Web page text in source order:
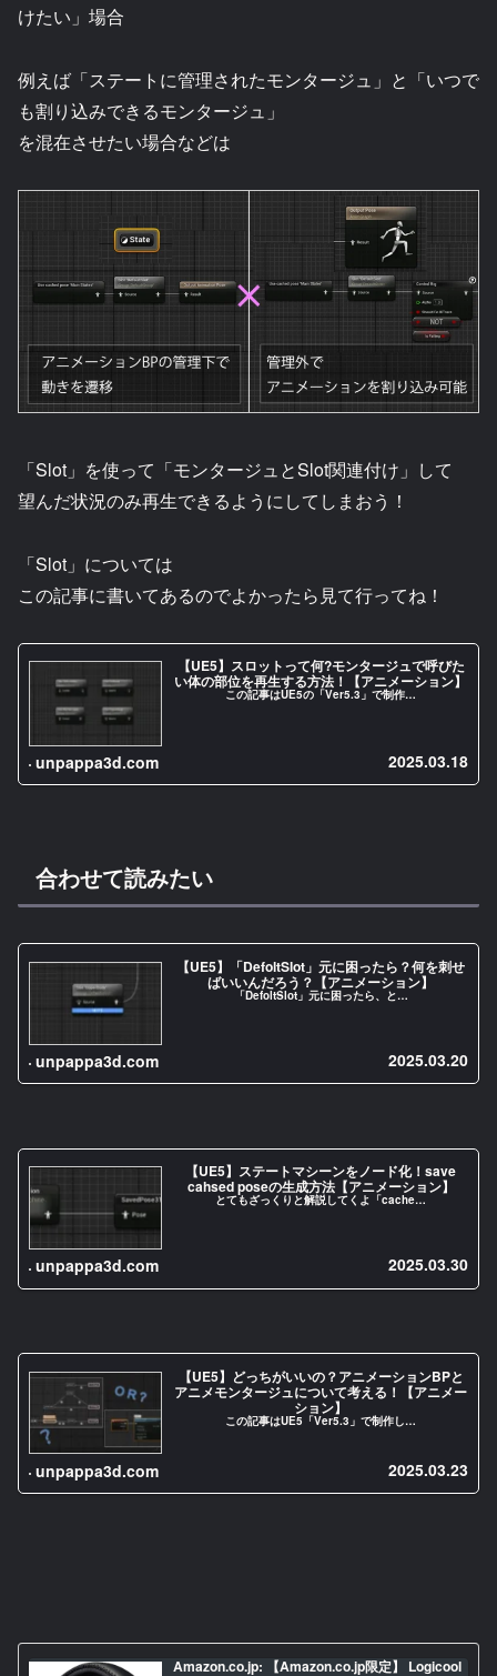
けたい」場合
例えば「ステートに管理されたモンタージュ」と「いつで
も割り込みできるモンタージュ」
を混在させたい場合などは
「Slot」を使って「モンタージュとSlot関連付け」して
望んだ状況のみ再生できるようにしてしまおう！
「Slot」については
この記事に書いてあるのでよかったら見て行ってね！
【UE5】スロットって何?モンタージュで呼びた
い体の部位を再生する方法！【アニメーション】
この記事はUE5の「Ver5.3」で制作…
unpappa3d.com 2025.03.18
合わせて読みたい
【UE5】「DefoltSlot」元に困ったら？何を刺せ
ばいいんだろう？【アニメーション】
「DefoltSlot」元に困ったら、と…
unpappa3d.com 2025.03.20
【UE5】ステートマシーンをノード化！save
cahsed poseの生成方法【アニメーション】
とてもざっくりと解説してくよ「cache…
unpappa3d.com 2025.03.30
【UE5】どっちがいいの？アニメーションBPと
アニメモンタージュについて考える！【アニメー
ション】
この記事はUE5「Ver5.3」で制作し…
unpappa3d.com 2025.03.23
Amazon.co.jp: 【Amazon.co.jp限定】 Logicool